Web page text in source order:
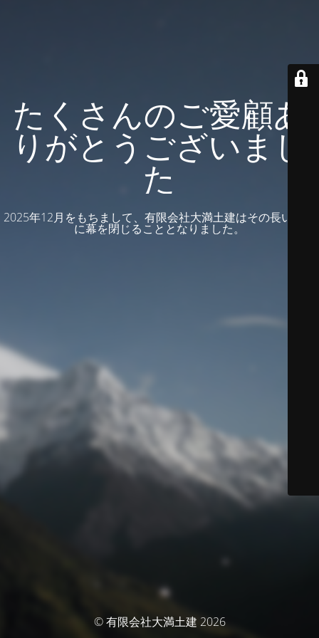
たくさんのご愛顧あ
りがとうございまし
た
2025年12月をもちまして、有限会社大満土建はその長い歴史
に幕を閉じることとなりました。
© 有限会社大満土建 2026